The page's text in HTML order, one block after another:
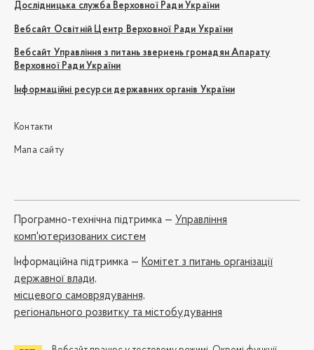
Дослідницька служба Верховної Ради України
Вебсайт Освітній Центр Верховної Ради України
Вебсайт Управління з питань звернень громадян Апарату
Верховної Ради України
Інформаційні ресурси державних органів України
Контакти
Мапа сайту
Програмно-технічна підтримка — Управління
комп'ютеризованих систем
Iнформаційна підтримка — Комітет з питань організації
державної влади,
місцевого самоврядування,
регіонального розвитку та містобудування